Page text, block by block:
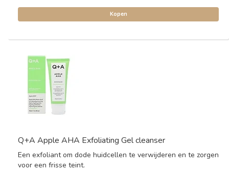
Kopen
Q+A Apple AHA Exfoliating Gel cleanser
Een exfoliant om dode huidcellen te verwijderen en te zorgen
voor een frisse teint.